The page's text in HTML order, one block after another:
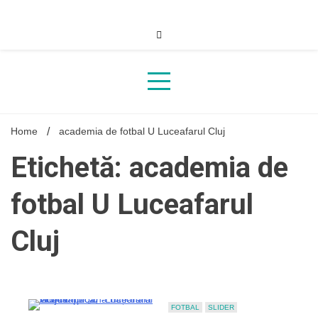
Home academia de fotbal U Luceafarul Cluj
Etichetă: academia de
fotbal U Luceafarul
Cluj
FOTBAL SLIDER